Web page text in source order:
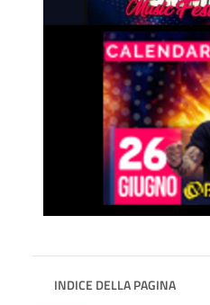
INDICE DELLA PAGINA